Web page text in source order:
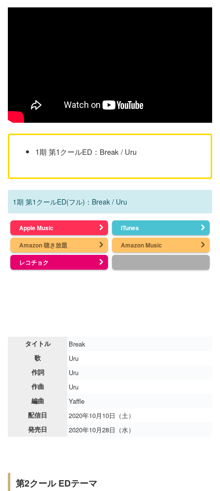
1期 第1クールED：Break / Uru
1期 第1クールED(フル)：Break / Uru
Apple Music
iTunes
Amazon 聴き放題
Amazon Music
レコチョク
タイトル Break
歌 Uru
作詞 Uru
作曲 Uru
編曲 Yaffle
配信日 2020年10月10日（土）
発売日 2020年10月28日（水）
第2クール EDテーマ